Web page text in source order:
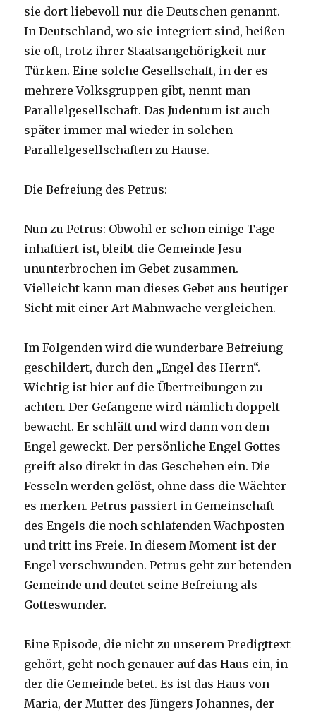
sie dort liebevoll nur die Deutschen genannt.
In Deutschland, wo sie integriert sind, heißen
sie oft, trotz ihrer Staatsangehörigkeit nur
Türken. Eine solche Gesellschaft, in der es
mehrere Volksgruppen gibt, nennt man
Parallelgesellschaft. Das Judentum ist auch
später immer mal wieder in solchen
Parallelgesellschaften zu Hause.
Die Befreiung des Petrus:
Nun zu Petrus: Obwohl er schon einige Tage
inhaftiert ist, bleibt die Gemeinde Jesu
ununterbrochen im Gebet zusammen.
Vielleicht kann man dieses Gebet aus heutiger
Sicht mit einer Art Mahnwache vergleichen.
Im Folgenden wird die wunderbare Befreiung
geschildert, durch den „Engel des Herrn“.
Wichtig ist hier auf die Übertreibungen zu
achten. Der Gefangene wird nämlich doppelt
bewacht. Er schläft und wird dann von dem
Engel geweckt. Der persönliche Engel Gottes
greift also direkt in das Geschehen ein. Die
Fesseln werden gelöst, ohne dass die Wächter
es merken. Petrus passiert in Gemeinschaft
des Engels die noch schlafenden Wachposten
und tritt ins Freie. In diesem Moment ist der
Engel verschwunden. Petrus geht zur betenden
Gemeinde und deutet seine Befreiung als
Gotteswunder.
Eine Episode, die nicht zu unserem Predigttext
gehört, geht noch genauer auf das Haus ein, in
der die Gemeinde betet. Es ist das Haus von
Maria, der Mutter des Jüngers Johannes, der